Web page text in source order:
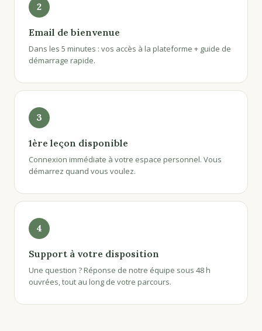
2
Email de bienvenue
Dans les 5 minutes : vos accès à la plateforme + guide de
démarrage rapide.
3
1ère leçon disponible
Connexion immédiate à votre espace personnel. Vous
démarrez quand vous voulez.
4
Support à votre disposition
Une question ? Réponse de notre équipe sous 48 h
ouvrées, tout au long de votre parcours.